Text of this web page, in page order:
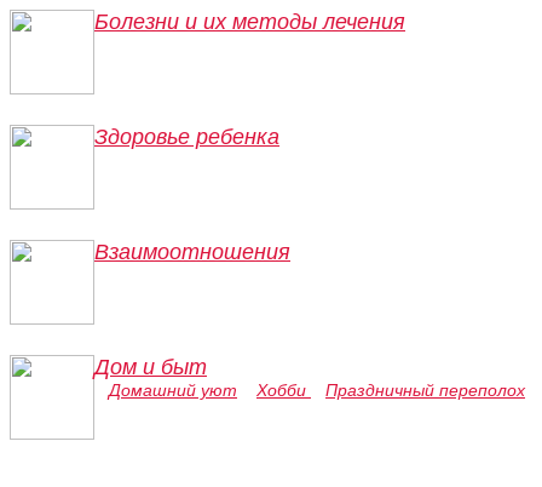
Болезни и их методы лечения
Здоровье ребенка
Взаимоотношения
Дом и быт
Домашний уют Хобби Праздничный переполох